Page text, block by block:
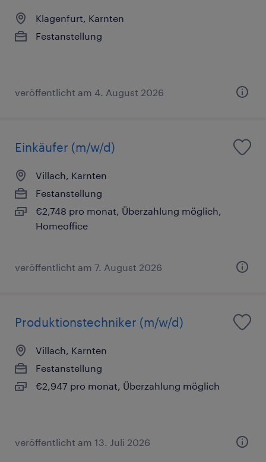
Klagenfurt, Karnten
Festanstellung
veröffentlicht am 4. August 2026
Einkäufer (m/w/d)
Villach, Karnten
Festanstellung
€2,748 pro monat, Überzahlung möglich,
Homeoffice
veröffentlicht am 7. August 2026
Produktionstechniker (m/w/d)
Villach, Karnten
Festanstellung
€2,947 pro monat, Überzahlung möglich
veröffentlicht am 13. Juli 2026